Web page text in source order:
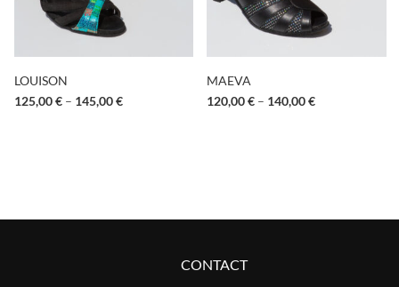
LOUISON
125,00€– 145,00€
MAEVA
120,00€ – 140,00€
CONTACT